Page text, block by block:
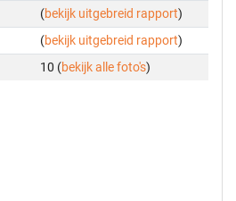
(bekijk uitgebreid rapport)
(bekijk uitgebreid rapport)
10 (bekijk alle foto's)